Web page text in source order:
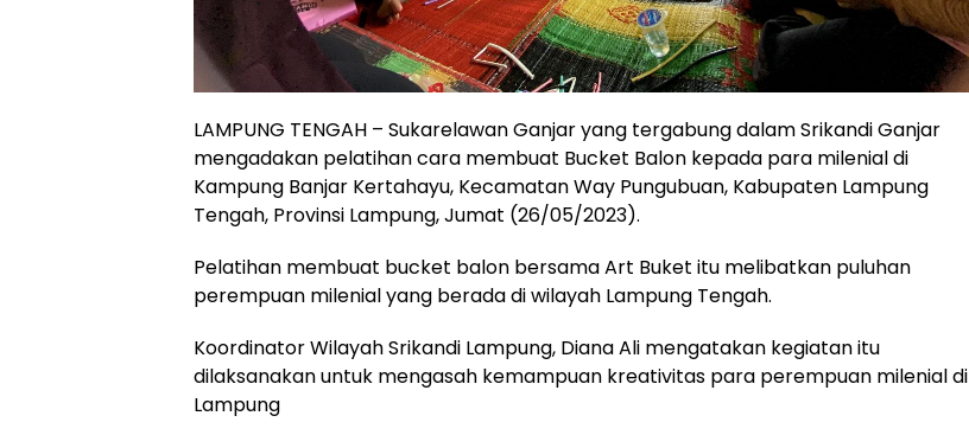
LAMPUNG TENGAH – Sukarelawan Ganjar yang tergabung dalam Srikandi Ganjar
mengadakan pelatihan cara membuat Bucket Balon kepada para milenial di
Kampung Banjar Kertahayu, Kecamatan Way Pungubuan, Kabupaten Lampung
Tengah, Provinsi Lampung, Jumat (26/05/2023).
Pelatihan membuat bucket balon bersama Art Buket itu melibatkan puluhan
perempuan milenial yang berada di wilayah Lampung Tengah.
Koordinator Wilayah Srikandi Lampung, Diana Ali mengatakan kegiatan itu
dilaksanakan untuk mengasah kemampuan kreativitas para perempuan milenial di
Lampung